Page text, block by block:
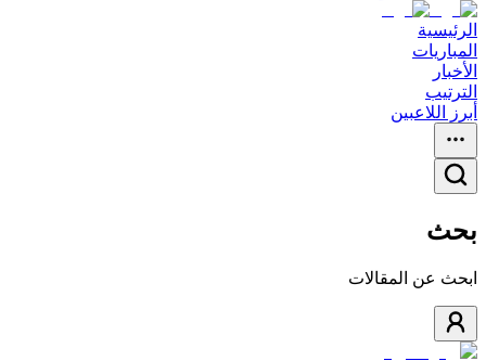
الرئيسية
المباريات
الأخبار
الترتيب
أبرز اللاعبين
بحث
ابحث عن المقالات